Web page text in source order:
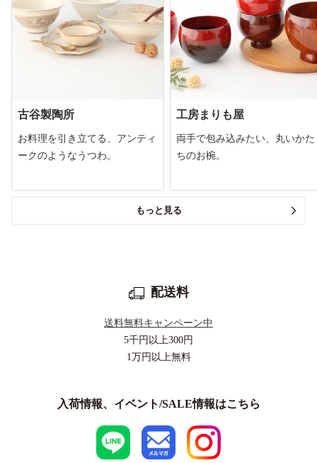
古谷製陶所
お料理を引き立てる、アンティ
ークのようなうつわ。
工房まりも屋
両手で包み込みたい、丸いかた
ちのお椀。
もっと見る
配送料
送料無料キャンペーン中
5千円以上300円
1万円以上無料
入荷情報、イベント/SALE情報はこちら